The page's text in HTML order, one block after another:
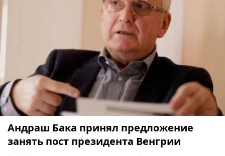
Андраш Бака принял предложение
занять пост президента Венгрии